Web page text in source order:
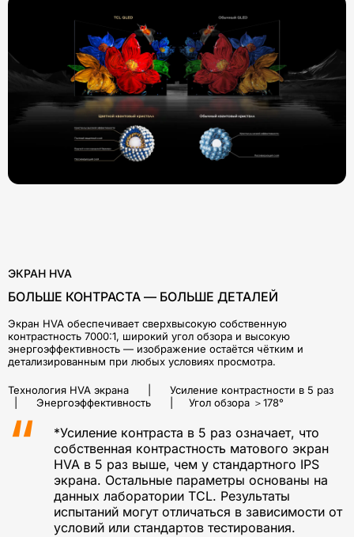
ЭКРАН HVA
БОЛЬШЕ КОНТРАСТА — БОЛЬШЕ ДЕТАЛЕЙ
Экран HVA обеспечивает сверхвысокую собственную
контрастность 7000:1, широкий угол обзора и высокую
энергоэффективность — изображение остаётся чётким и
детализированным при любых условиях просмотра.
Технология HVA экрана | Усиление контрастности в 5 раз
| Энергоэффективность | Угол обзора ＞178°
*Усиление контраста в 5 раз означает, что
собственная контрастность матового экран
HVA в 5 раз выше, чем у стандартного IPS
экрана. Остальные параметры основаны на
данных лаборатории TCL. Результаты
испытаний могут отличаться в зависимости от
условий или стандартов тестирования.